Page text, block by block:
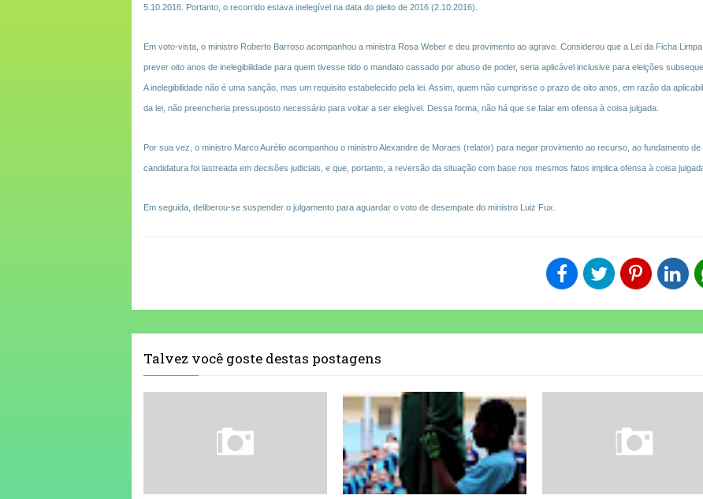
5.10.2016. Portanto, o recorrido estava inelegível na data do pleito de 2016 (2.10.2016).
Em voto-vista, o ministro Roberto Barroso acompanhou a ministra Rosa Weber e deu provimento ao agravo. Considerou que a Lei da Ficha
prever oito anos de inelegibilidade para quem tivesse tido o mandato cassado por abuso de poder, seria aplicável inclusive para eleições
A inelegibilidade não é uma sanção, mas um requisito estabelecido pela lei. Assim, quem não cumprisse o prazo de oito anos, em razão da
da lei, não preencheria pressuposto necessário para voltar a ser elegível. Dessa forma, não há que se falar em ofensa à coisa julgada.
Por sua vez, o ministro Marco Aurélio acompanhou o ministro Alexandre de Moraes (relator) para negar provimento ao recurso, ao fundamento de
candidatura foi lastreada em decisões judiciais, e que, portanto, a reversão da situação com base nos mesmos fatos implica ofensa à coisa
Em seguida, deliberou-se suspender o julgamento para aguardar o voto de desempate do ministro Luiz Fux.
Talvez você goste destas postagens